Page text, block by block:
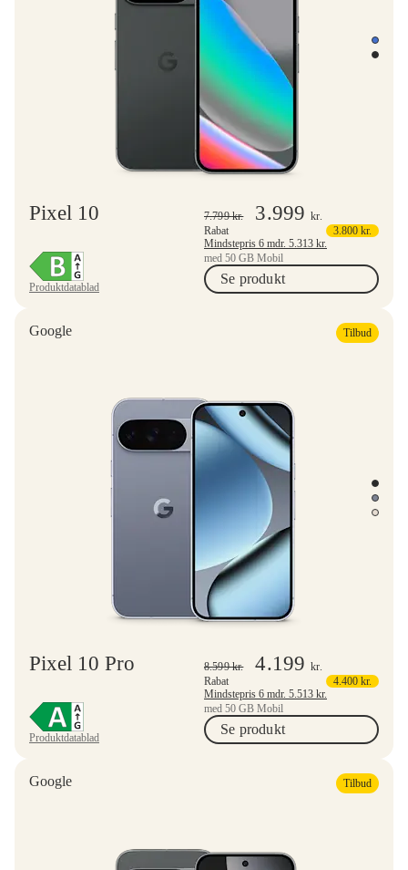
Pixel 10
Produktdatablad
7.799kr. 3.999kr.
Rabat
3.800 kr.
Mindstepris 6 mdr. 5.313 kr.
med 50 GB Mobil
Se produkt
Google Tilbud
Pixel 10 Pro
Produktdatablad
8.599kr. 4.199kr.
Rabat
4.400 kr.
Mindstepris 6 mdr. 5.513 kr.
med 50 GB Mobil
Se produkt
Google Tilbud